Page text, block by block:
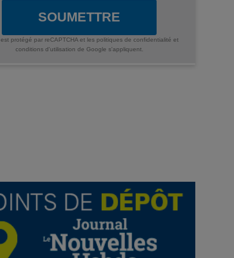
SOUMETTRE
protégé par reCAPTCHA et les politiques de confidentialité et
conditions d'utilisation de Google s'appliquent.